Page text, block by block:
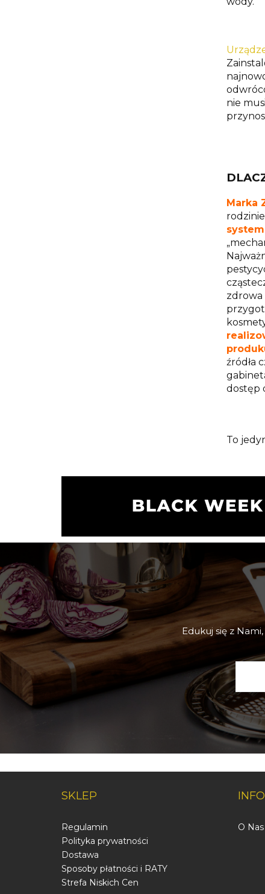
nie
Marka
zdrowa
źródła
dostęp
To
Edukuj się z
SKLEP
Regulamin
Polityka prywatności
Dostawa
Sposoby płatności i RATY
Strefa Niskich Cen
O Nas